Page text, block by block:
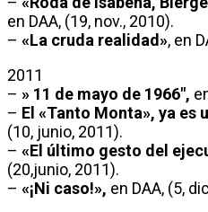
en DAA, (19, nov., 2010).
– «La cruda realidad», en
2011
– » 11 de mayo de 1966″,
– El «Tanto Monta», ya es
(10, junio, 2011).
– «El último gesto del
(20,junio, 2011).
– «¡Ni caso!», en DAA, (5,